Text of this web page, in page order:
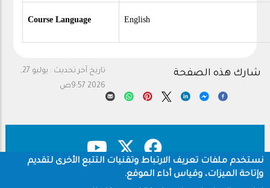
Course Language English
تاريخ آخر تحديث :
يوليو 27,
2026 9:57ص
شارك هذه الصفحة
نستخدم ملفات تعريف الارتباط وتقنيات التتبع الأخرى لتقديم
وإتاحة الميزات، وقياس أداء الموقع.